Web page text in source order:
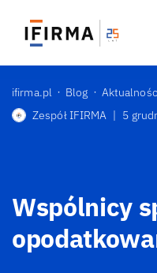
ifirma.pl Blog
Zespół IFIRMA | 5
Wspólnicy